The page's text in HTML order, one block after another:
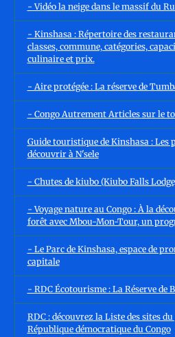
- Vidéo la neige dans le massif du
- Kinshasa : Répertoire des
classes, commune, catégories,
culinaire et prix.
- Aire protégée : La réserve de
- Congo Autrement Articles sur le
Guide touristique de Kinshasa : Les
découvrir à N'sele
- Chutes de kiubo (Kiubo Falls
- Voyage nature au Congo : À la
forêt avec Mbou-Mon-Tour, un
- Le Parc de Kinshasa, espace de
capitale
- RDC Écotourisme : La Réserve de
RDC : découvrez la Liste des sites
République démocratique du Congo